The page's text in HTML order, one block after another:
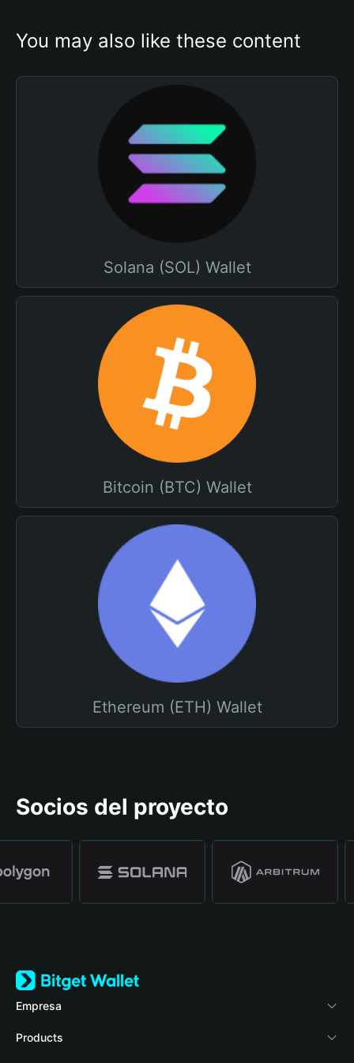
You may also like these content
Solana (SOL) Wallet
Bitcoin (BTC) Wallet
Ethereum (ETH) Wallet
Socios del proyecto
Empresa
Acerca de Bitget Wallet
Products